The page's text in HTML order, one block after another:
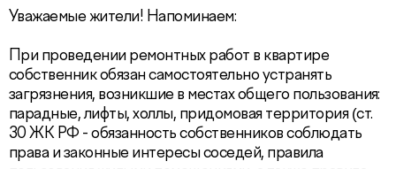
Уважаемые жители! Напоминаем:
При проведении ремонтных работ в квартире
собственник обязан самостоятельно устранять
загрязнения, возникшие в местах общего пользования:
парадные, лифты, холлы, придомовая территория (ст.
30 ЖК РФ - обязанность собственников соблюдать
права и законные интересы соседей, правила